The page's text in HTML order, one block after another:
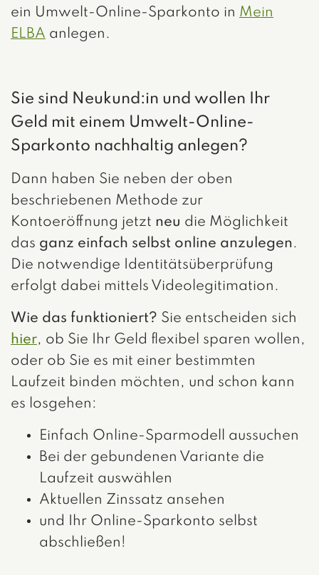
ein Umwelt-Online-Sparkonto in Mein
ELBA anlegen.
Sie sind Neukund:in und wollen Ihr
Geld mit einem Umwelt-Online-
Sparkonto nachhaltig anlegen?
Dann haben Sie neben der oben
beschriebenen Methode zur
Kontoeröffnung jetzt neu die Möglichkeit
das ganz einfach selbst online anzulegen.
Die notwendige Identitätsüberprüfung
erfolgt dabei mittels Videolegitimation.
Wie das funktioniert? Sie entscheiden sich
hier, ob Sie Ihr Geld flexibel sparen wollen,
oder ob Sie es mit einer bestimmten
Laufzeit binden möchten, und schon kann
es losgehen:
Einfach Online-Sparmodell aussuchen
Bei der gebundenen Variante die
Laufzeit auswählen
Aktuellen Zinssatz ansehen
und Ihr Online-Sparkonto selbst
abschließen!